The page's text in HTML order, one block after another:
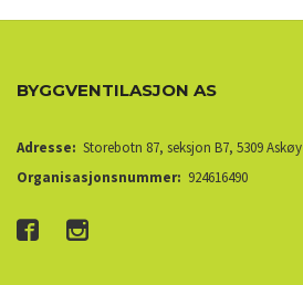
BYGGVENTILASJON AS
Adresse: Storebotn 87, seksjon B7, 5309 Askøy
Organisasjonsnummer: 924616490